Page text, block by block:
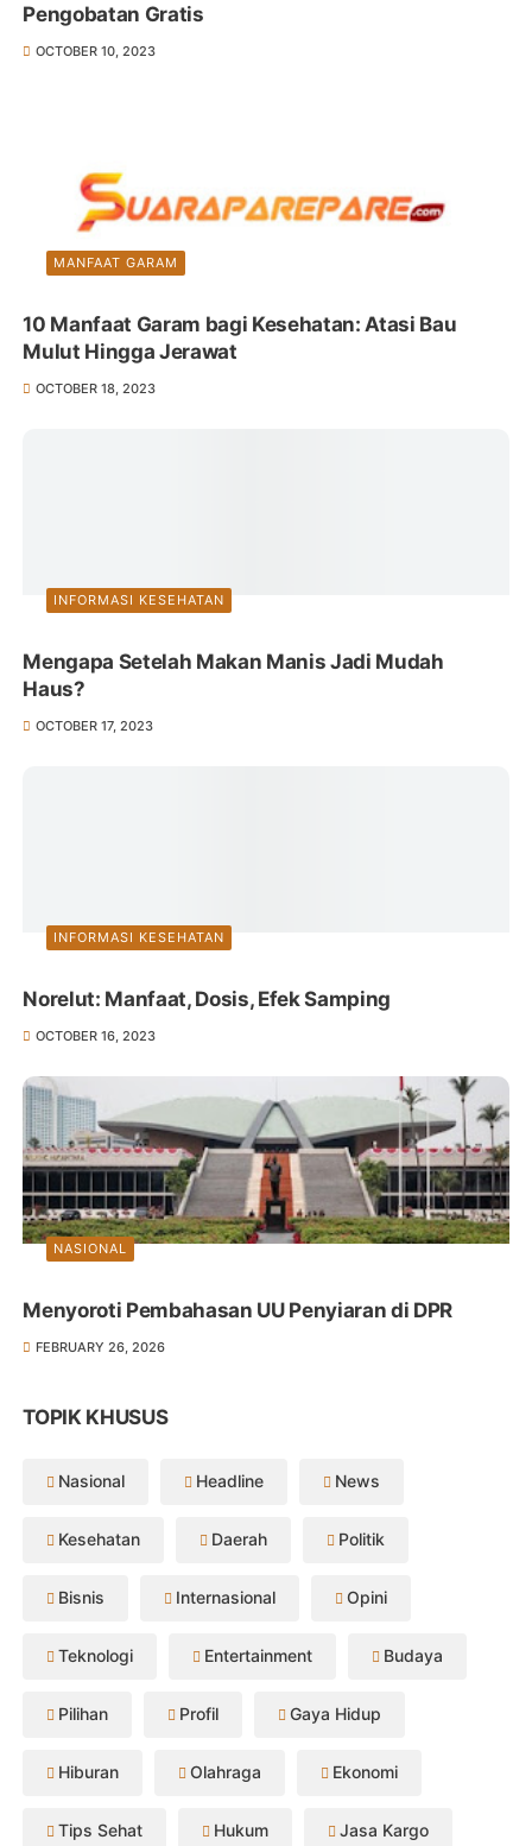
Pengobatan Gratis
OCTOBER 10, 2023
MANFAAT GARAM
10 Manfaat Garam bagi Kesehatan: Atasi Bau
Mulut Hingga Jerawat
OCTOBER 18, 2023
INFORMASI KESEHATAN
Mengapa Setelah Makan Manis Jadi Mudah
Haus?
OCTOBER 17, 2023
INFORMASI KESEHATAN
Norelut: Manfaat, Dosis, Efek Samping
OCTOBER 16, 2023
NASIONAL
Menyoroti Pembahasan UU Penyiaran di DPR
FEBRUARY 26, 2026
TOPIK KHUSUS
Nasional Headline News
Kesehatan Daerah Politik
Bisnis Internasional Opini
Teknologi Entertainment Budaya
Pilihan Profil Gaya Hidup
Hiburan Olahraga Ekonomi
Tips Sehat Hukum Jasa Kargo